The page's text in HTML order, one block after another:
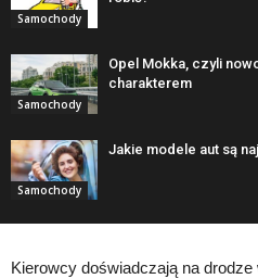
Samochody
Samochody
Opel Mokka, czyli
charakterem
Samochody
Jakie modele aut są
Kierowcy doświadczają na